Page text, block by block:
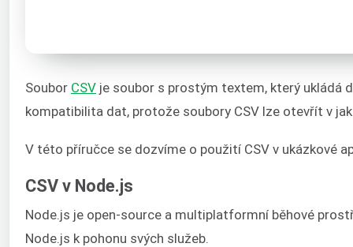
Soubor CSV je soubor s prostým textem, který ukládá
kompatibilita dat, protože soubory CSV lze otevřít v
V této příručce se dozvíme o použití CSV v ukázkové
CSV v Node.js
Node.js je open-source a multiplatformní běhové
Node.js k pohonu svých služeb.